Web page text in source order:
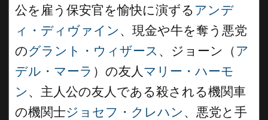
公を雇う保安官を愉快に演ずる アンデ
ィ・ディヴァイン 、現金や牛を奪う悪党
のグラント・ウィザース 、ジョーン（ ア
デル・マーラ ）の友人マリー・ハーモ
ン 、主人公の友人である殺される機関車
の機関士ジョセフ・クレハン 、悪党と手